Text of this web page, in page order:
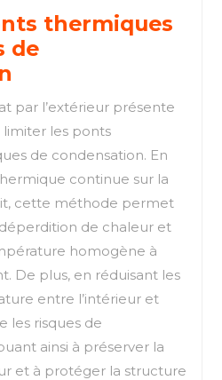
thermiques
de
par l’extérieur présente
limiter les ponts
de condensation. En
continue sur la
cette méthode permet
de chaleur et
homogène à
De plus, en réduisant les
entre l’intérieur et
les risques de
ainsi à préserver la
et à protéger la structure